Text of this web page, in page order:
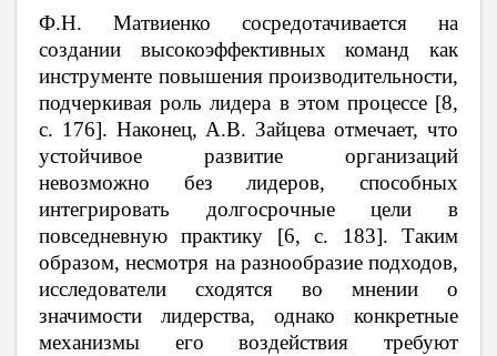
Ф.Н. Матвиенко сосредотачивается на
создании высокоэффективных команд как
инструменте повышения производительности,
подчеркивая роль лидера в этом процессе [8,
c. 176]. Наконец, А.В. Зайцева отмечает, что
устойчивое развитие организаций
невозможно без лидеров, способных
интегрировать долгосрочные цели в
повседневную практику [6, c. 183]. Таким
образом, несмотря на разнообразие подходов,
исследователи сходятся во мнении о
значимости лидерства, однако конкретные
механизмы его воздействия требуют